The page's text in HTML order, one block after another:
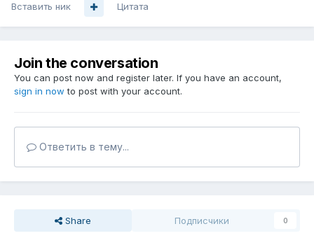
Вставить ник Цитата
Join the conversation
You can post now and register later. If you have an account,
sign in now to post with your account.
Ответить в тему...
Share Подписчики 0